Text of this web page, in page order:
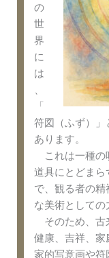
の
世
界
に
は
、
「
符図（ふず）
あります。
これは一種の
道具にとどま
で、観る者の
な美術としての
そのため、古
健康、吉祥、家
家的写意画や符